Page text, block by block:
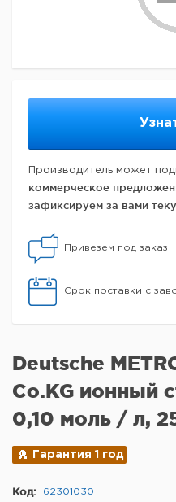
Производитель может
коммерческое
зафиксируем за вами
Привезем под заказ
Срок поставки с
Deutsche
Co.KG ионный
0,10 моль / л,
Гарантия 1 год
Код: 62301030